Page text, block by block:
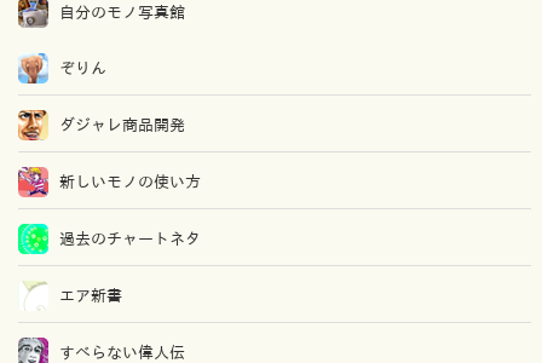
自分のモノ写真館
ぞりん
ダジャレ商品開発
新しいモノの使い方
過去のチャートネタ
エア新書
すべらない偉人伝